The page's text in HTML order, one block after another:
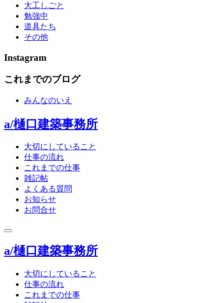
大工しごと
勉強中
道具たち
その他
Instagram
これまでのブログ
みんなのいえ
a/樋口建築事務所
大切にしていること
仕事の流れ
これまでの仕事
雑記帖
よくある質問
お知らせ
お問合せ
toggle
a/樋口建築事務所
大切にしていること
仕事の流れ
これまでの仕事